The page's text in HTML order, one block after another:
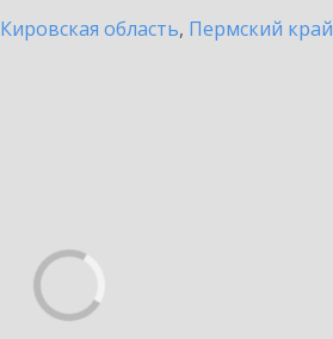
Кировская область, Пермский край